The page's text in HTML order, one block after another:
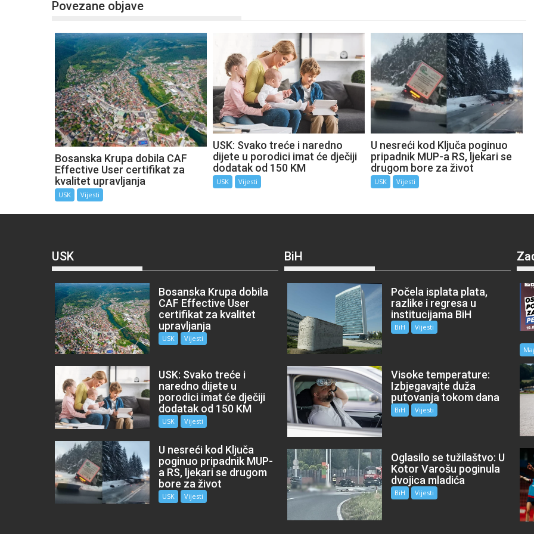
Povezane objave
Bosanska Krupa dobila CAF
Effective User certifikat za
kvalitet upravljanja
USK Vijesti
USK: Svako treće i naredno
dijete u porodici imat će dječiji
dodatak od 150 KM
USK Vijesti
U nesreći kod Ključa poginuo
pripadnik MUP-a RS, ljekari se
drugom bore za život
USK Vijesti
USK
Bosanska Krupa dobila
CAF Effective User
certifikat za kvalitet
upravljanja
USK Vijesti
USK: Svako treće i
naredno dijete u
porodici imat će dječiji
dodatak od 150 KM
USK Vijesti
U nesreći kod Ključa
poginuo pripadnik MUP-
a RS, ljekari se drugom
bore za život
USK Vijesti
BiH
Počela isplata plata,
razlike i regresa u
institucijama BiH
BiH Vijesti
Visoke temperature:
Izbjegavajte duža
putovanja tokom dana
BiH Vijesti
Oglasilo se tužilaštvo: U
Kotor Varošu poginula
dvojica mladića
BiH Vijesti